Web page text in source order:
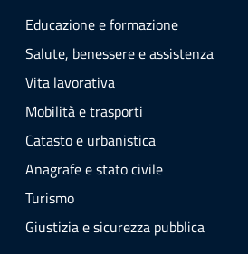
Educazione e formazione
Salute, benessere e assistenza
Vita lavorativa
Mobilità e trasporti
Catasto e urbanistica
Anagrafe e stato civile
Turismo
Giustizia e sicurezza pubblica